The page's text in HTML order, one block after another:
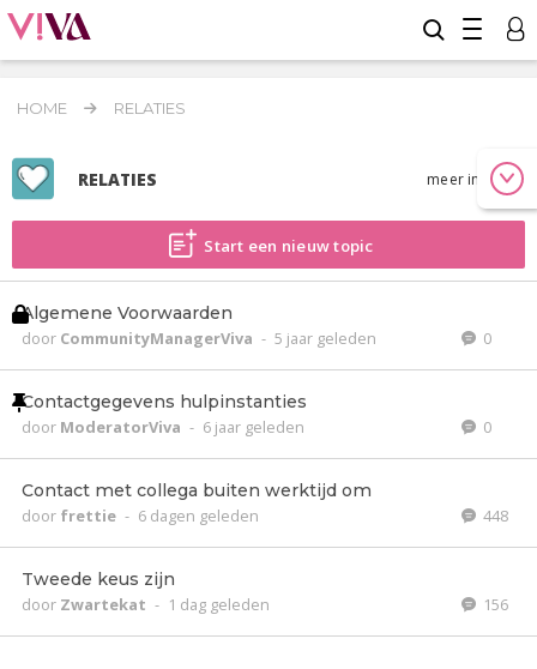
HOME RELATIES
RELATIES meer info
Start een nieuw topic
Algemene Voorwaarden
door CommunityManagerViva - 5 jaar geleden 0
Contactgegevens hulpinstanties
door ModeratorViva - 6 jaar geleden 0
Contact met collega buiten werktijd om
door frettie - 6 dagen geleden 448
Tweede keus zijn
door Zwartekat - 1 dag geleden 156